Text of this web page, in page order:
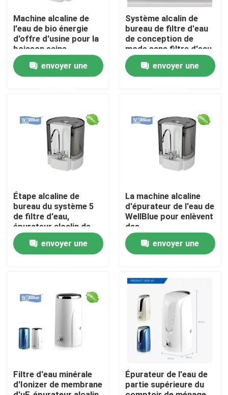
A propos de nous
Contacts
Produits
Broc alcalin de l'eau
Broc de l'eau de Maxtra
bouteille d'eau alcaline
cartouches filtrantes classiques de l'eau
Machine alcaline de
l'eau de bio énergie
d'offre d'usine pour la
boisson saine
recherchant des
distributeursenvoyer une
Système alcalin de
bureau de filtre d'eau
de conception de
mode sans filtre d'eau
d'hydrogène
d'alimentation
d'énergie
envoyer une
Étape alcaline de
bureau du système 5
de filtre d'eau,
épurateur alcalin de
l'eau de catégorie
comestibleenvoyer une
La machine alcaline
d'épurateur de l'eau de
WellBlue pour enlèvent
des
bactéries/virus/
coli
envoyer une
Filtre d'eau minérale
d'Ionizer de membrane
Épurateur de l'eau de
partie supérieure du